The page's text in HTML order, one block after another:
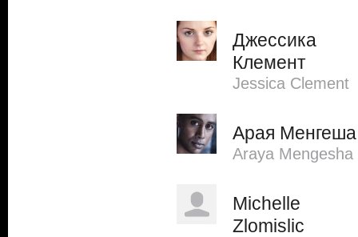
Джессика
Клемент
Jessica Clement
Арая Менгеша
Araya Mengesha
Michelle
Zlomislic